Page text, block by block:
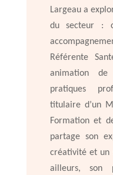
Largeau a
du secteur :
Référente
animation de
pratiques
titulaire d’un
Formation et
partage son
créativité et un
ailleurs, son